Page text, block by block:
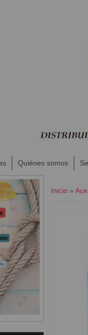
Quiénes somos
Inicio »